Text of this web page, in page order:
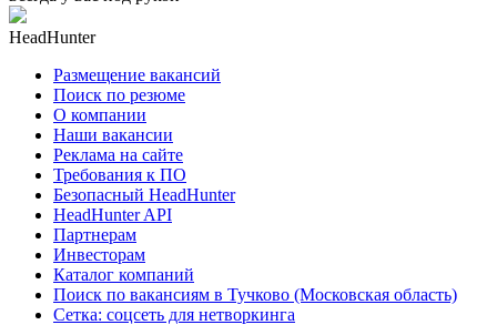
HeadHunter
Размещение вакансий
Поиск по резюме
О компании
Наши вакансии
Реклама на сайте
Требования к ПО
Безопасный HeadHunter
HeadHunter API
Партнерам
Инвесторам
Каталог компаний
Поиск по вакансиям в Тучково (Московская область)
Сетка: соцсеть для нетворкинга